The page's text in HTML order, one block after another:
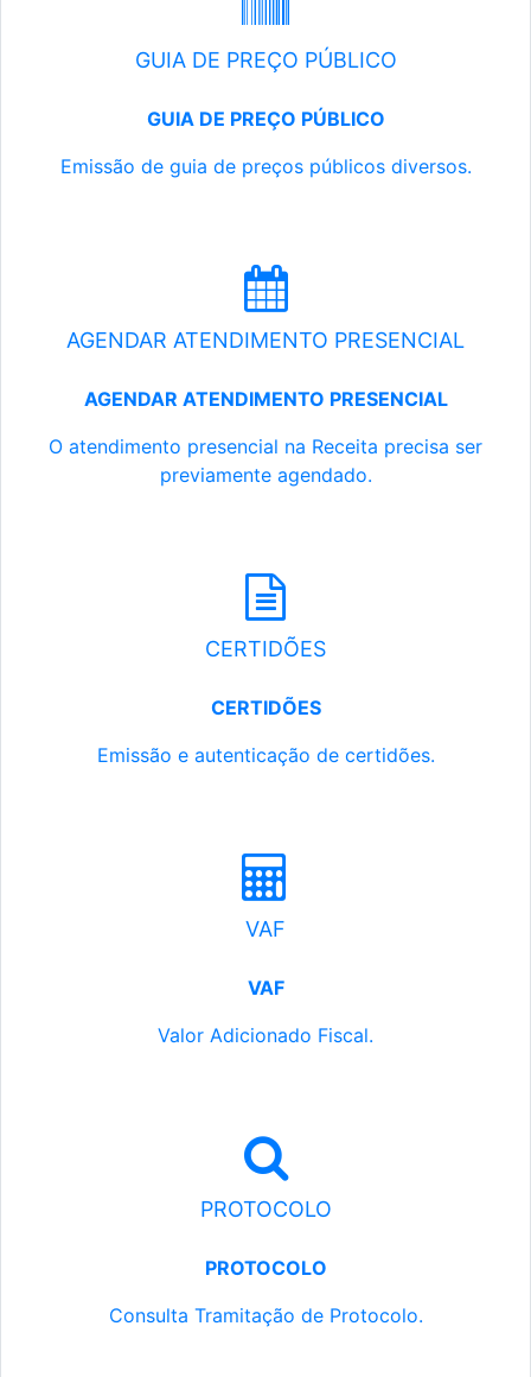
GUIA DE PREÇO PÚBLICO
GUIA DE PREÇO PÚBLICO
Emissão de guia de preços públicos diversos.
AGENDAR ATENDIMENTO PRESENCIAL
AGENDAR ATENDIMENTO PRESENCIAL
O atendimento presencial na Receita precisa ser
previamente agendado.
CERTIDÕES
CERTIDÕES
Emissão e autenticação de certidões.
VAF
VAF
Valor Adicionado Fiscal.
PROTOCOLO
PROTOCOLO
Consulta Tramitação de Protocolo.